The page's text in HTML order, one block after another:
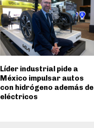
Líder industrial pide a
México impulsar autos
con hidrógeno además de
eléctricos